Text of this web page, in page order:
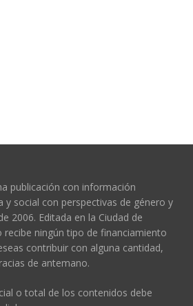
publicación con información
y social con perspectivas de género y
2006. Editada en la Ciudad de
recibe ningún tipo de financiamiento
contribuir con alguna cantidad,
de antemano.
o total de los contenidos debe